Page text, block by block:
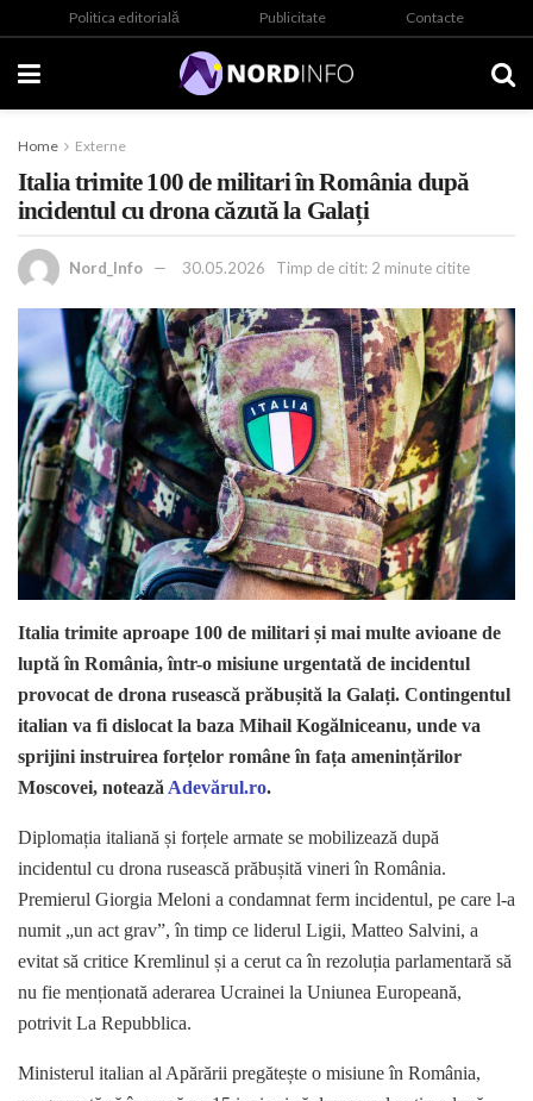
Politica editorială Publicitate Contacte
Home Externe
Italia trimite 100 de militari în România după
incidentul cu drona căzută la Galați
Nord_Info 30.05.2026 Timp de citit: 2 minute citite
Italia trimite aproape 100 de militari și mai multe avioane de
luptă în România, într-o misiune urgentată de incidentul
provocat de drona rusească prăbușită la Galați. Contingentul
italian va fi dislocat la baza Mihail Kogălniceanu, unde va
sprijini instruirea forțelor române în fața amenințărilor
Moscovei, notează Adevărul.ro.
Diplomația italiană și forțele armate se mobilizează după
incidentul cu drona rusească prăbușită vineri în România.
Premierul Giorgia Meloni a condamnat ferm incidentul, pe care l-a
numit „un act grav”, în timp ce liderul Ligii, Matteo Salvini, a
evitat să critice Kremlinul și a cerut ca în rezoluția parlamentară să
nu fie menționată aderarea Ucrainei la Uniunea Europeană,
potrivit La Repubblica.
Ministerul italian al Apărării pregătește o misiune în România,